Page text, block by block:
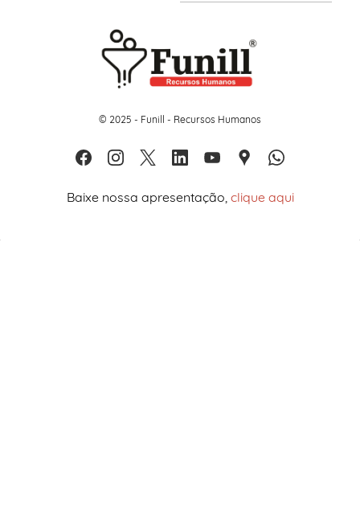
© 2025 - Funill - Recursos Humanos
Baixe nossa apresentação, clique aqui